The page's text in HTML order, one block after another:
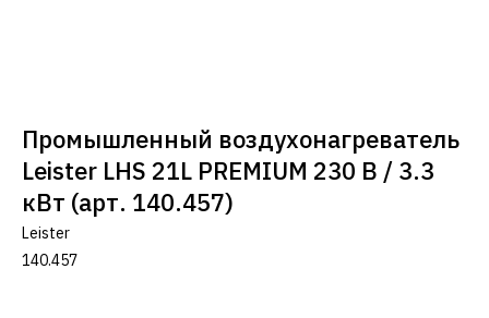
Промышленный воздухонагреватель
Leister LHS 21L PREMIUM 230 В / 3.3
кВт (арт. 140.457)
Leister
140.457